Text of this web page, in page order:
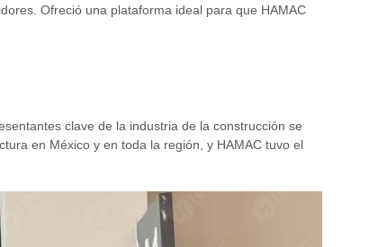
Ofreció una plataforma ideal para que HAMAC
clave de la industria de la construcción se
en México y en toda la región, y HAMAC tuvo el